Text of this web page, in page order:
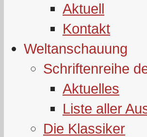
Aktuell
Kontakt
Weltanschauung
Schriftenreihe
Aktuelles
Liste aller
Die Klassiker